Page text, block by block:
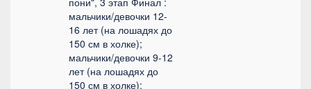
мальчики/девочки 12-
16 лет (на лошадях до
150 см в холке);
мальчики/девочки 9-12
лет (на лошадях до
150 см в холке);